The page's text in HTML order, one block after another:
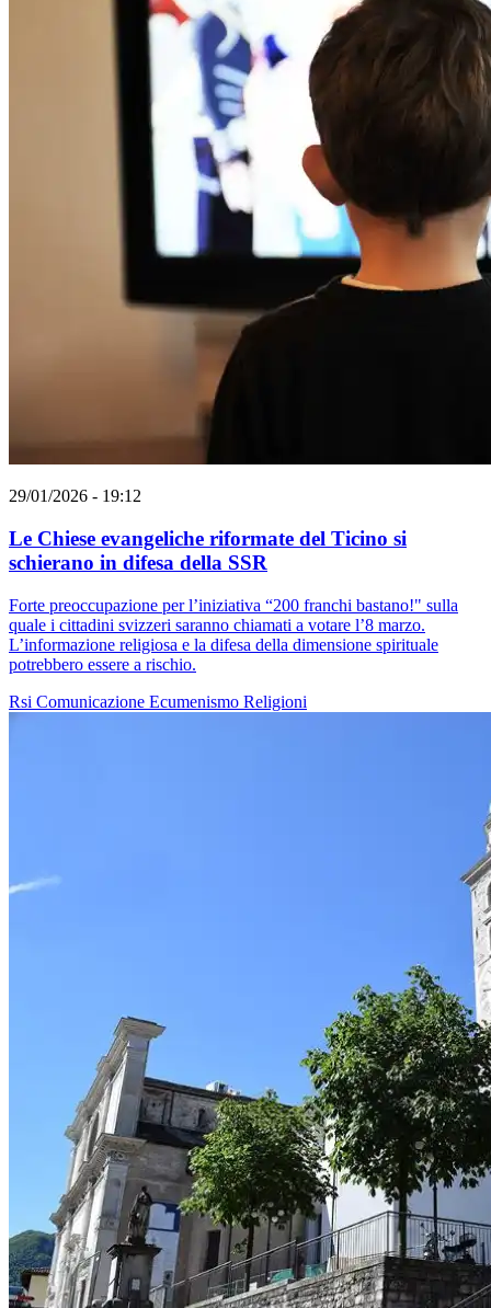
29/01/2026 - 19:12
Le Chiese evangeliche riformate del Ticino si
schierano in difesa della SSR
Forte preoccupazione per l’iniziativa “200 franchi bastano!" sulla
quale i cittadini svizzeri saranno chiamati a votare l’8 marzo.
L’informazione religiosa e la difesa della dimensione spirituale
potrebbero essere a rischio.
Rsi Comunicazione Ecumenismo Religioni